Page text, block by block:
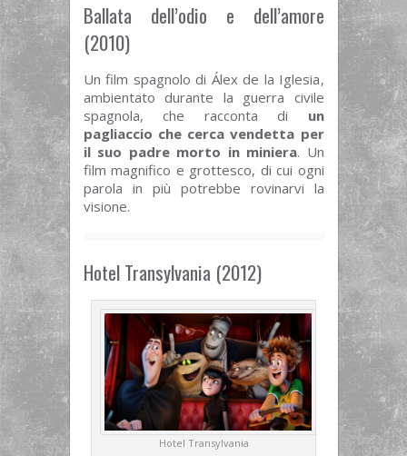
Ballata dell’odio e dell’amore
(2010)
Un film spagnolo di Álex de la Iglesia,
ambientato durante la guerra civile
spagnola, che racconta di un
pagliaccio che cerca vendetta per
il suo padre morto in miniera. Un
film magnifico e grottesco, di cui ogni
parola in più potrebbe rovinarvi la
visione.
Hotel Transylvania (2012)
Hotel Transylvania